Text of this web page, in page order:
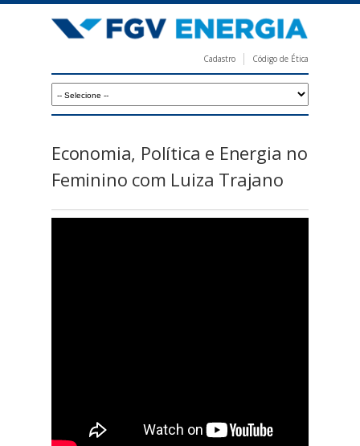
para
principal
V
e
r
Cadastro Código de Ética
Economia, Política e Energia no
Feminino com Luiza Trajano